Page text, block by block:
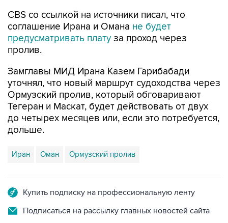
CBS со ссылкой на источники писал, что
соглашение Ирана и Омана не будет
предусматривать плату за проход через
пролив.
Замглавы МИД Ирана Казем Гарибабади
уточнял, что новый маршрут судоходства через
Ормузский пролив, который обговаривают
Тегеран и Маскат, будет действовать от двух
до четырех месяцев или, если это потребуется,
дольше.
Иран Оман Ормузский пролив
Купить подписку на профессиональную ленту
Подписаться на рассылку главных новостей сайта